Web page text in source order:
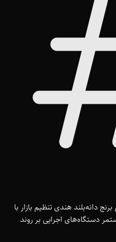
دانه‌بلند هندی تنظیم بازار با
دستگاه‌های اجرایی بر روند